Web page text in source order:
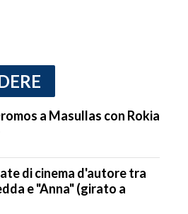
a Masullas con Rokia
di cinema d'autore tra
e "Anna" (girato a